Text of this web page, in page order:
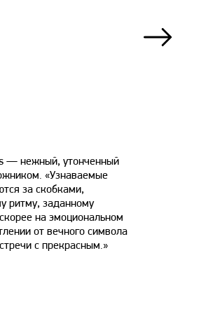
— нежный, утонченный
«Узнаваемые
за скобками,
ритму, заданному
на эмоциональном
от вечного символа
с прекрасным.»